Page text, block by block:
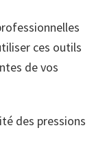
ces outils
de vos
des pressions